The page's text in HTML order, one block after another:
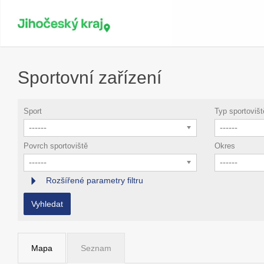
Sportovní zařízení
Sport
------
Typ
------
Povrch sportoviště
------
Okres
------
Rozšířené parametry filtru
Vyhledat
Mapa Seznam